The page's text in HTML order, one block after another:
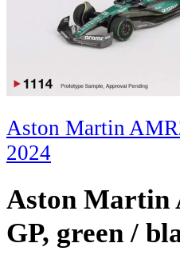
Aston Martin
2024
Aston Martin
GP, green /